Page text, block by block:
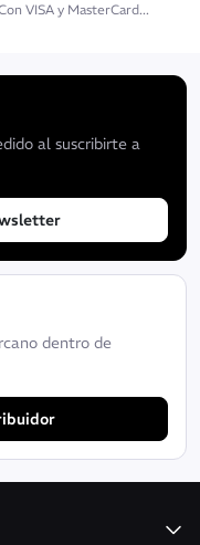
VISA y MasterCard...
al suscribirte a
dentro de